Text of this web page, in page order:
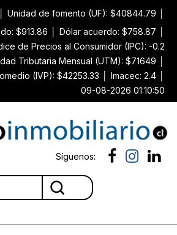
Unidad de fomento (UF): $40844.79
$913.86
Dólar acuerdo: $758.87
de Precios al Consumidor (IPC): -0.2
Tributaria Mensual (UTM): $71649
(IVP): $42253.33
Imacec: 2.4
09-08-2026 01:10:50
Síguenos: